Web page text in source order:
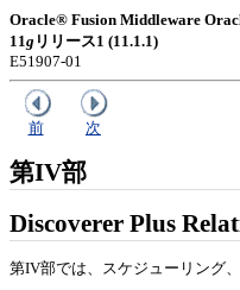
Oracle® Fusion Middleware
11g リリース1 (11.1.1)
E51907-01
前 次
第IV部
Discoverer Plus
第IV部では、スケジューリング